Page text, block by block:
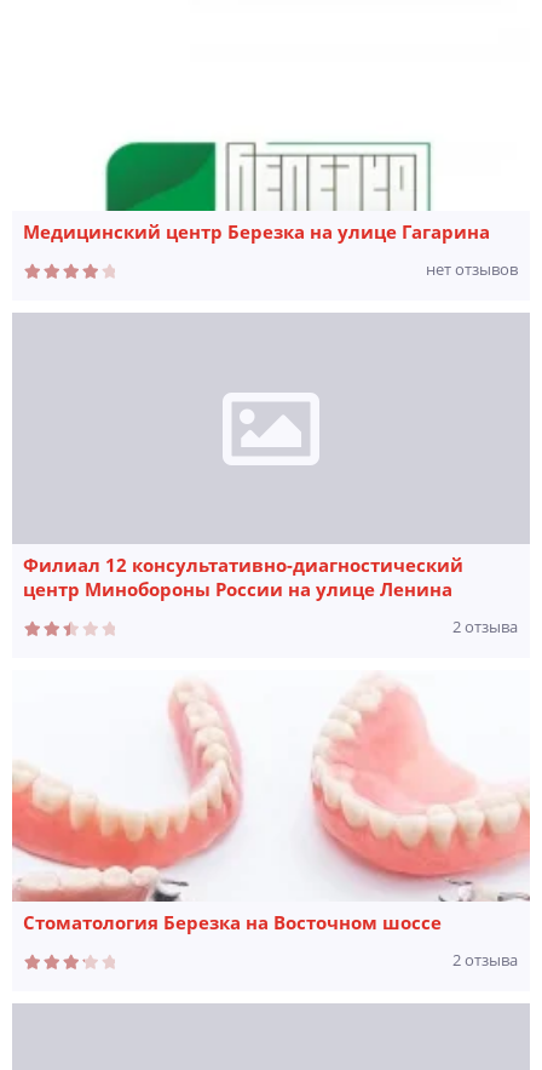
Медицинский центр Березка на улице Гагарина
нет отзывов
Филиал 12 консультативно-диагностический
центр Минобороны России на улице Ленина
2 отзыва
Стоматология Березка на Восточном шоссе
2 отзыва